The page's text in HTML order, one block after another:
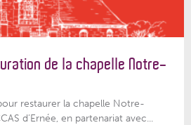
de la chapelle Notre-
restaurer la chapelle Notre-
d’Ernée, en partenariat avec...